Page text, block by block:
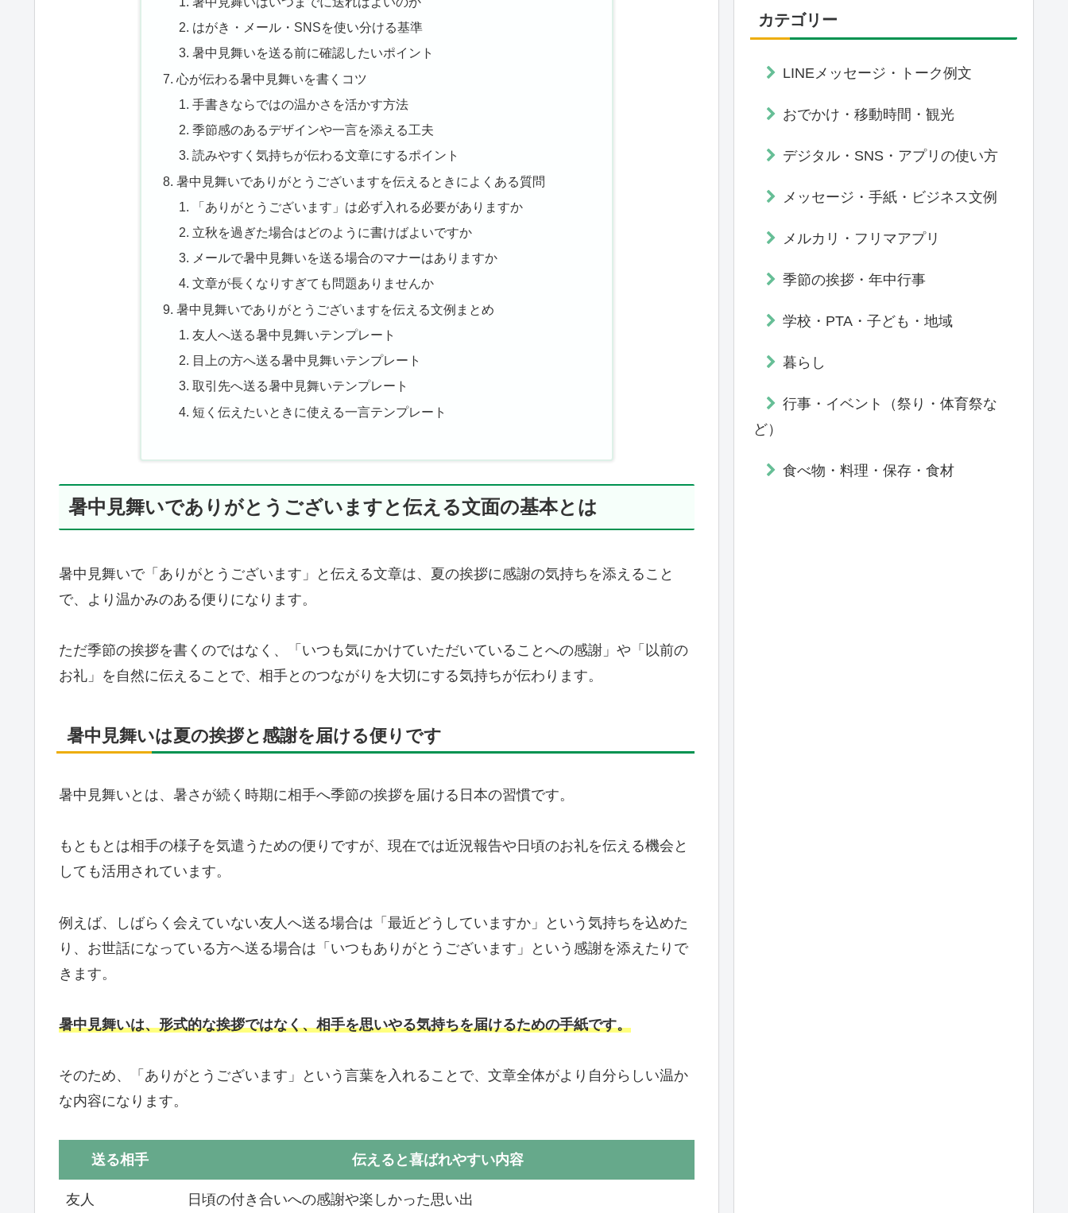
はがき・メール・SNSを使い分ける基準
暑中見舞いを送る前に確認したいポイント
心が伝わる暑中見舞いを書くコツ
手書きならではの温かさを活かす方法
季節感のあるデザインや一言を添える工夫
読みやすく気持ちが伝わる文章にするポイント
暑中見舞いでありがとうございますを伝えるときによくある質問
「ありがとうございます」は必ず入れる必要がありますか
立秋を過ぎた場合はどのように書けばよいですか
メールで暑中見舞いを送る場合のマナーはありますか
文章が長くなりすぎても問題ありませんか
暑中見舞いでありがとうございますを伝える文例まとめ
友人へ送る暑中見舞いテンプレート
目上の方へ送る暑中見舞いテンプレート
取引先へ送る暑中見舞いテンプレート
短く伝えたいときに使える一言テンプレート
暑中見舞いでありがとうございますと伝える文面の基本とは
暑中見舞いで「ありがとうございます」と伝える文章は、夏の挨拶に感謝の気持ちを添えること
で、より温かみのある便りになります。
ただ季節の挨拶を書くのではなく、「いつも気にかけていただいていることへの感謝」や「以前の
お礼」を自然に伝えることで、相手とのつながりを大切にする気持ちが伝わります。
暑中見舞いは夏の挨拶と感謝を届ける便りです
暑中見舞いとは、暑さが続く時期に相手へ季節の挨拶を届ける日本の習慣です。
もともとは相手の様子を気遣うための便りですが、現在では近況報告や日頃のお礼を伝える機会と
しても活用されています。
例えば、しばらく会えていない友人へ送る場合は「最近どうしていますか」という気持ちを込めた
り、お世話になっている方へ送る場合は「いつもありがとうございます」という感謝を添えたりで
きます。
暑中見舞いは、形式的な挨拶ではなく、相手を思いやる気持ちを届けるための手紙です。
そのため、「ありがとうございます」という言葉を入れることで、文章全体がより自分らしい温か
な内容になります。
送る相手 伝えると喜ばれやすい内容
友人 日頃の付き合いへの感謝や楽しかった思い出
カテゴリー
LINEメッセージ・トーク例文
おでかけ・移動時間・観光
デジタル・SNS・アプリの使い方
メッセージ・手紙・ビジネス文例
メルカリ・フリマアプリ
季節の挨拶・年中行事
学校・PTA・子ども・地域
暮らし
行事・イベント（祭り・体育祭な
ど）
食べ物・料理・保存・食材